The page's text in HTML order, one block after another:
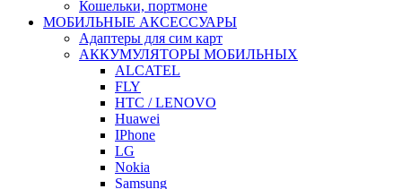
Кошельки, портмоне
МОБИЛЬНЫЕ АКСЕССУАРЫ
Адаптеры для сим карт
АККУМУЛЯТОРЫ МОБИЛЬНЫХ
ALCATEL
FLY
HTC / LENOVO
Huawei
IPhone
LG
Nokia
Samsung